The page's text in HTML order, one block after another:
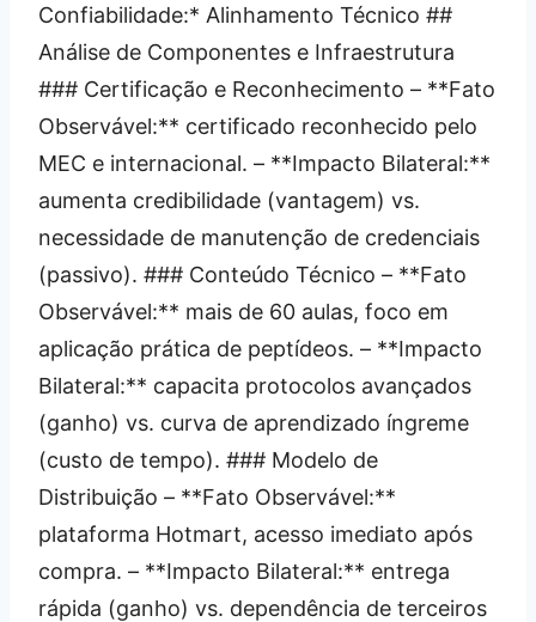
Confiabilidade:* Alinhamento Técnico ##
Análise de Componentes e Infraestrutura
### Certificação e Reconhecimento – **Fato
Observável:** certificado reconhecido pelo
MEC e internacional. – **Impacto Bilateral:**
aumenta credibilidade (vantagem) vs.
necessidade de manutenção de credenciais
(passivo). ### Conteúdo Técnico – **Fato
Observável:** mais de 60 aulas, foco em
aplicação prática de peptídeos. – **Impacto
Bilateral:** capacita protocolos avançados
(ganho) vs. curva de aprendizado íngreme
(custo de tempo). ### Modelo de
Distribuição – **Fato Observável:**
plataforma Hotmart, acesso imediato após
compra. – **Impacto Bilateral:** entrega
rápida (ganho) vs. dependência de terceiros